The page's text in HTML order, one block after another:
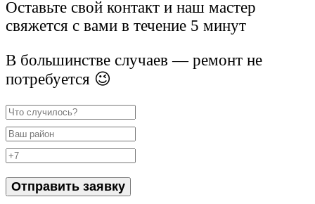
Оставьте свой контакт и наш мастер
свяжется с вами в течение 5 минут
В большинстве случаев — ремонт не
потребуется 😉
Отправить заявку